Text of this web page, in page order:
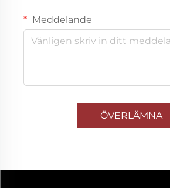
Meddelande
ÖVERLÄMNA